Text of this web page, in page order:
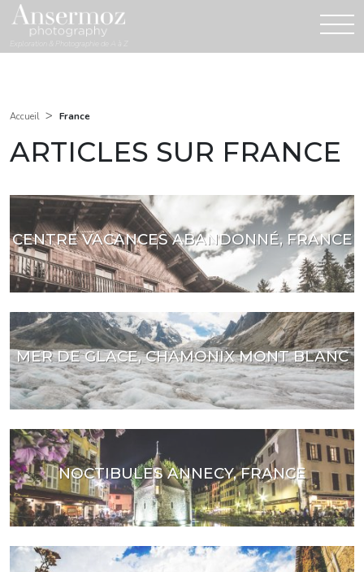
Exploration & Photographie de A à Z
Accueil > France
ARTICLES SUR FRANCE
CENTRE VACANCES ABANDONNÉ, FRANCE
MER DE GLACE, CHAMONIX MONT BLANC
NOCTIBULES ANNECY, FRANCE